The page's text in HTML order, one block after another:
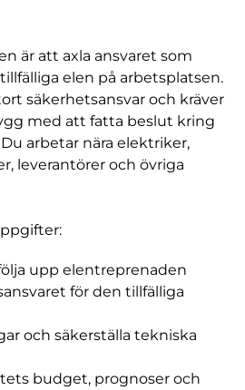
är att axla ansvaret som
elen på arbetsplatsen.
säkerhetsansvar och kräver
med att fatta beslut kring
arbetar nära elektriker,
leverantörer och övriga
upp elentreprenaden
för den tillfälliga
och säkerställa tekniska
budget, prognoser och